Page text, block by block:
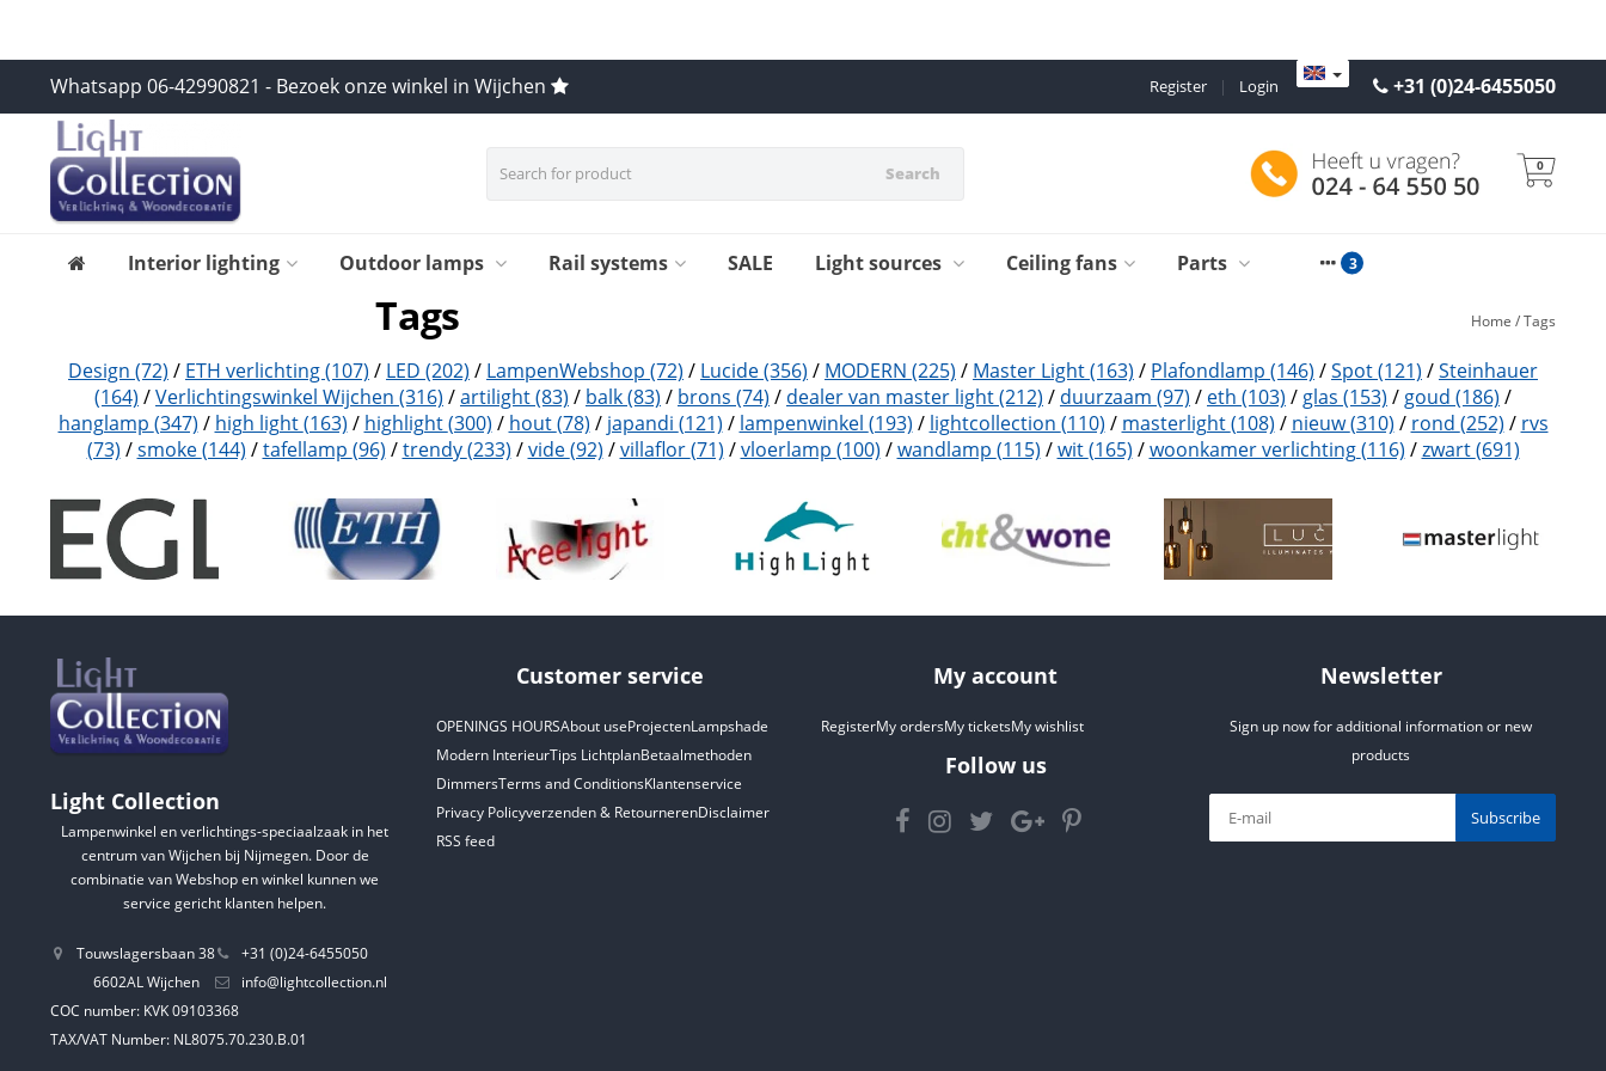
Whatsapp 06-42990821 - Bezoek onze winkel in Wijchen +31 (0)24-6455050
Login
|
Register
Search 0
Interior lighting Outdoor lamps Rail systems SALE Light sources Ceiling fans Parts
Tags Home /Tags
Design (72) / ETH verlichting(107) / LED (202) / LampenWebshop (72) / Lucide(356) / MODERN (225) / Master Light(163) / Plafondlamp (146) /Spot(121) /Steinhauer
(164) /Verlichtingswinkel Wijchen (316) /artilight(83) / balk(83) / brons (74) / dealer van master light(212) / duurzaam (97) / eth (103) / glas (153) / goud (186) /
hanglamp (347) / high light(163) / highlight(300) / hout(78) / japandi (121) / lampenwinkel (193) / lightcollection (110) / masterlight(108) / nieuw(310) / rond (252) / rvs
(73) /smoke(144) /tafellamp (96) /trendy(233) /vide(92) /villaflor(71) /vloerlamp (100) /wandlamp (115) /wit(165) /woonkamer verlichting(116) /zwart(691)
Light Collection
Lampenwinkel en verlichtings-speciaalzaak in het
centrum van Wijchen bij Nijmegen. Door de
combinatie van Webshop en winkel kunnen we
service gericht klanten helpen.
Touwslagersbaan 38
6602AL Wijchen
+31 (0)24-6455050
info@lightcollection.nl
COC number: KVK 09103368
TAX/VAT Number: NL8075.70.230.B.01
Customer service
OPENINGS HOURSAbout useProjectenLampshade
Modern InterieurTips LichtplanBetaalmethoden
DimmersTerms and ConditionsKlantenservice
Privacy Policyverzenden & RetournerenDisclaimer
RSS feed
My account
RegisterMy ordersMy ticketsMy wishlist
Follow us
Newsletter
Sign up now for additional information or new
products
Subscribe